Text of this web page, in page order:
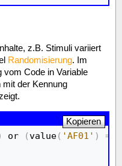
z.B. Stimuli variiert
Randomisierung. Im
vom Code in Variable
mit der Kennung
or (value( 'AF01' ) ==
Kopieren